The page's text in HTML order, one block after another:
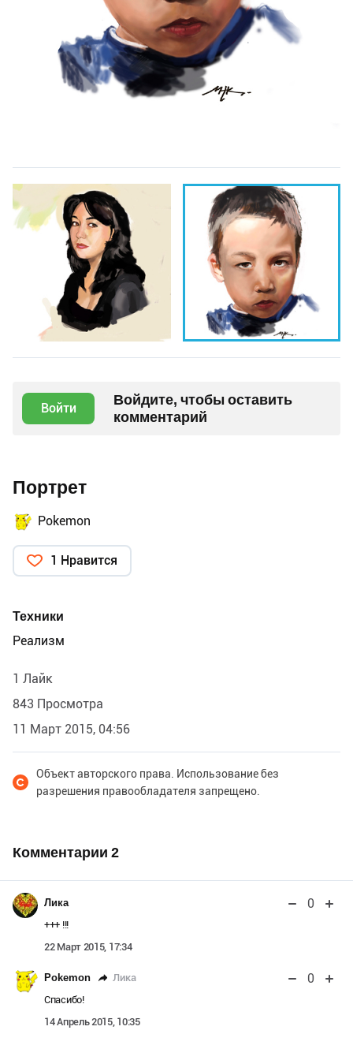
Войти
Войдите, чтобы оставить
комментарий
Портрет
Pokemon
1 Нравится
Техники
Реализм
1 Лайк
843 Просмотра
11 Март 2015, 04:56
Объект авторского права. Использование без
разрешения правообладателя запрещено.
Комментарии 2
Лика 0
+++ !!!
22 Март 2015, 17:34
Pokemon Лика 0
Спасибо!
14 Апрель 2015, 10:35